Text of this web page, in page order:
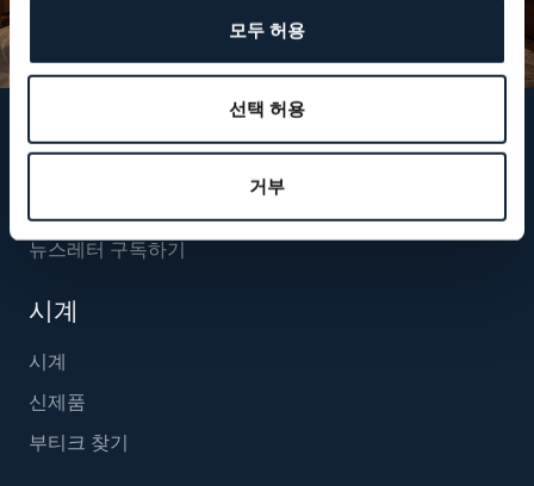
모두 허용
선택 허용
거부
브레게 팔로우하기
뉴스레터 구독하기
시계
시계
신제품
부티크 찾기